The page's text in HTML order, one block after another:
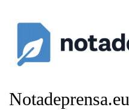
Notadeprensa.eu